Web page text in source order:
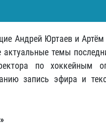
Андрей Юртаев и Артём
темы
по хоккейным
запись эфира и